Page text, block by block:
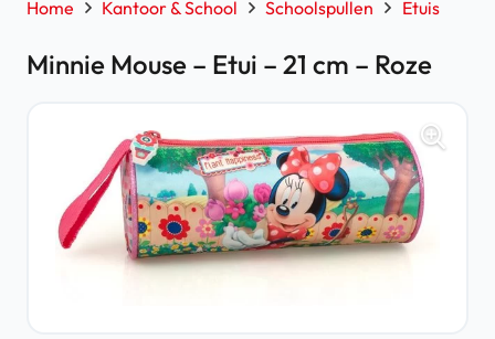
Home Kantoor & School Schoolspullen Etuis
Minnie Mouse – Etui – 21 cm – Roze